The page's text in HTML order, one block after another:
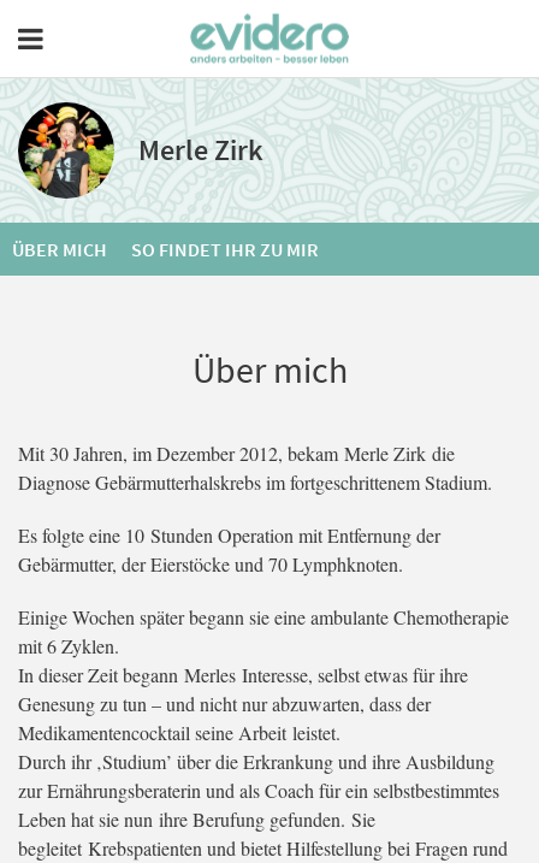
Merle Zirk
ÜBER MICH SO FINDET IHR ZU MIR
Über mich
Mit 30 Jahren, im Dezember 2012, bekam Merle Zirk die
Diagnose Gebärmutterhalskrebs im fortgeschrittenem Stadium.
Es folgte eine 10 Stunden Operation mit Entfernung der
Gebärmutter, der Eierstöcke und 70 Lymphknoten.
Einige Wochen später begann sie eine ambulante Chemotherapie
mit 6 Zyklen.
In dieser Zeit begann Merles Interesse, selbst etwas für ihre
Genesung zu tun – und nicht nur abzuwarten, dass der
Medikamentencocktail seine Arbeit leistet.
Durch ihr ‚Studium’ über die Erkrankung und ihre Ausbildung
zur Ernährungsberaterin und als Coach für ein selbstbestimmtes
Leben hat sie nun ihre Berufung gefunden. Sie
begleitet Krebspatienten und bietet Hilfestellung bei Fragen rund